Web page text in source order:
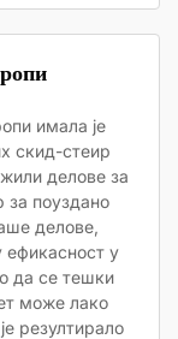
имала је
скид-стеир
делове за
за поуздано
делове,
у
да се тешки
може лако
резултирало